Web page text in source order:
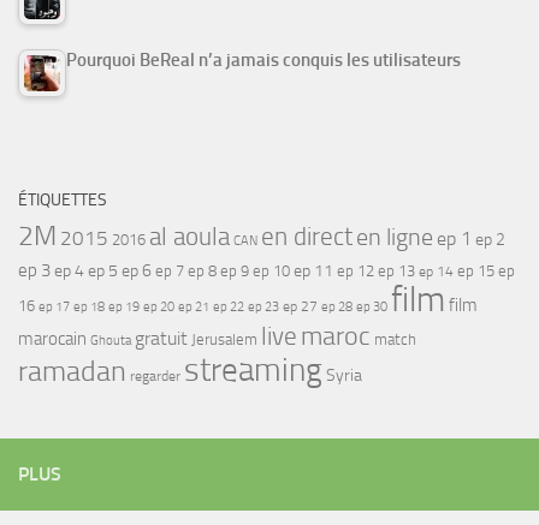
Pourquoi BeReal n’a jamais conquis les utilisateurs
ÉTIQUETTES
2M 2015 2016 al aoula CAN en directen ligne ep 1 ep 2
ep 3ep 4ep 5 ep 6 ep 7 ep 8 ep 9 ep 10 ep 11 ep 12 ep 13 ep 14 ep 15 ep
16 ep 17 ep 18 ep 19 ep 20 ep 21 ep 22 ep 23 ep 27 ep 28 ep 30 film film
marocain Ghouta gratuit Jerusalem live maroc match
ramadan regarder streamingSyria
PLUS